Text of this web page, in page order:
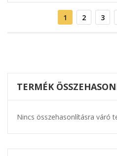
Aktuális
oldal
1 Oldal
2 3
TERMÉK
Nincs összehasonlításra váró